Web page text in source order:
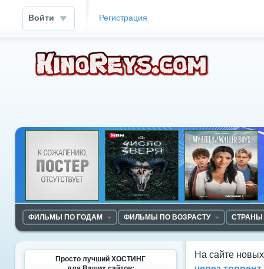
Войти Регистрация
ФИЛЬМЫ ПО ГОДАМ ФИЛЬМЫ ПО ВОЗРАСТУ
На сайте
Просто лучший ХОСТИНГ